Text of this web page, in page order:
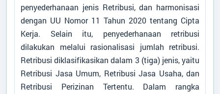
penyederhanaan jenis Retribusi, dan harmonisasi
dengan UU Nomor 11 Tahun 2020 tentang Cipta
Kerja. Selain itu, penyederhanaan retribusi
dilakukan melalui rasionalisasi jumlah retribusi.
Retribusi diklasifikasikan dalam 3 (tiga) jenis, yaitu
Retribusi Jasa Umum, Retribusi Jasa Usaha, dan
Retribusi Perizinan Tertentu. Dalam rangka